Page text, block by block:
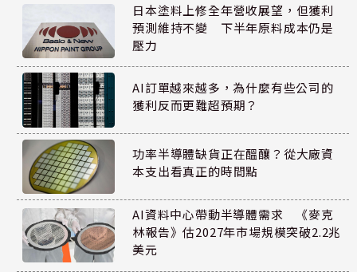
日本塗料上修全年營收展望，但獲利
預測維持不變 下半年原料成本仍是
壓力
AI訂單越來越多，為什麼有些公司的
獲利反而更難超預期？
功率半導體缺貨正在醞釀？從大廠資
本支出看真正的時間點
AI資料中心帶動半導體需求 《麥克
林報告》估2027年市場規模突破2.2兆
美元